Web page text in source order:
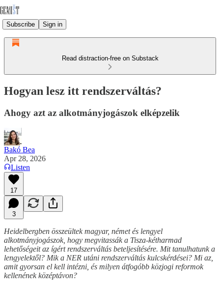
Subscribe Sign in
Read distraction-free on Substack
Hogyan lesz itt rendszerváltás?
Ahogy azt az alkotmányjogászok elképzelik
Bakó Bea
Apr 28, 2026
Listen
17
3
Heidelbergben összeültek magyar, német és lengyel
alkotmányjogászok, hogy megvitassák a Tisza-kétharmad
lehetőségeit az ígért rendszerváltás beteljesítésére. Mit tanulhatunk a
lengyelektől? Mik a NER utáni rendszerváltás kulcskérdései? Mi az,
amit gyorsan el kell intézni, és milyen átfogóbb közjogi reformok
kellenének középtávon?